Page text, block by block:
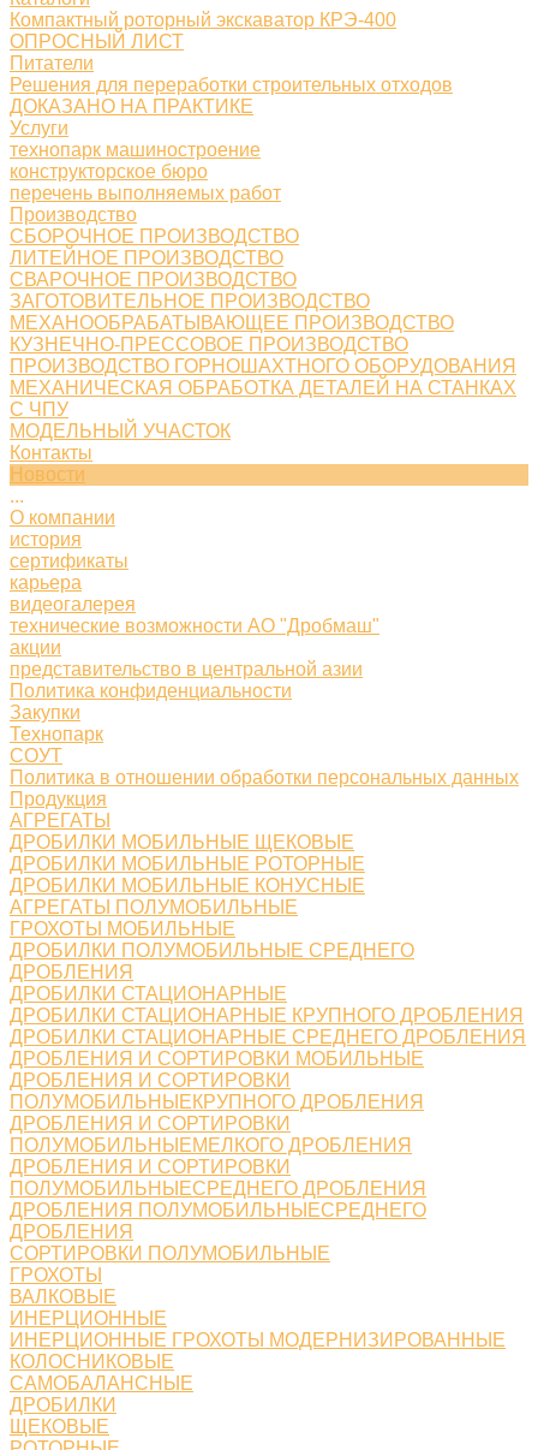
Компактный роторный экскаватор КРЭ-400
ОПРОСНЫЙ ЛИСТ
Питатели
Решения для переработки строительных отходов
ДОКАЗАНО НА ПРАКТИКЕ
Услуги
технопарк машиностроение
конструкторское бюро
перечень выполняемых работ
Производство
СБОРОЧНОЕ ПРОИЗВОДСТВО
ЛИТЕЙНОЕ ПРОИЗВОДСТВО
СВАРОЧНОЕ ПРОИЗВОДСТВО
ЗАГОТОВИТЕЛЬНОЕ ПРОИЗВОДСТВО
МЕХАНООБРАБАТЫВАЮЩЕЕ ПРОИЗВОДСТВО
КУЗНЕЧНО-ПРЕССОВОЕ ПРОИЗВОДСТВО
ПРОИЗВОДСТВО ГОРНОШАХТНОГО ОБОРУДОВАНИЯ
МЕХАНИЧЕСКАЯ ОБРАБОТКА ДЕТАЛЕЙ НА СТАНКАХ
С ЧПУ
МОДЕЛЬНЫЙ УЧАСТОК
Контакты
Новости
...
О компании
история
сертификаты
карьера
видеогалерея
технические возможности АО "Дробмаш"
акции
представительство в центральной азии
Политика конфиденциальности
Закупки
Технопарк
СОУТ
Политика в отношении обработки персональных данных
Продукция
АГРЕГАТЫ
ДРОБИЛКИ МОБИЛЬНЫЕ ЩЕКОВЫЕ
ДРОБИЛКИ МОБИЛЬНЫЕ РОТОРНЫЕ
ДРОБИЛКИ МОБИЛЬНЫЕ КОНУСНЫЕ
АГРЕГАТЫ ПОЛУМОБИЛЬНЫЕ
ГРОХОТЫ МОБИЛЬНЫЕ
ДРОБИЛКИ ПОЛУМОБИЛЬНЫЕ СРЕДНЕГО
ДРОБЛЕНИЯ
ДРОБИЛКИ СТАЦИОНАРНЫЕ
ДРОБИЛКИ СТАЦИОНАРНЫЕ КРУПНОГО ДРОБЛЕНИЯ
ДРОБИЛКИ СТАЦИОНАРНЫЕ СРЕДНЕГО ДРОБЛЕНИЯ
ДРОБЛЕНИЯ И СОРТИРОВКИ МОБИЛЬНЫЕ
ДРОБЛЕНИЯ И СОРТИРОВКИ
ПОЛУМОБИЛЬНЫЕКРУПНОГО ДРОБЛЕНИЯ
ДРОБЛЕНИЯ И СОРТИРОВКИ
ПОЛУМОБИЛЬНЫЕМЕЛКОГО ДРОБЛЕНИЯ
ДРОБЛЕНИЯ И СОРТИРОВКИ
ПОЛУМОБИЛЬНЫЕСРЕДНЕГО ДРОБЛЕНИЯ
ДРОБЛЕНИЯ ПОЛУМОБИЛЬНЫЕСРЕДНЕГО
ДРОБЛЕНИЯ
СОРТИРОВКИ ПОЛУМОБИЛЬНЫЕ
ГРОХОТЫ
ВАЛКОВЫЕ
ИНЕРЦИОННЫЕ
ИНЕРЦИОННЫЕ ГРОХОТЫ МОДЕРНИЗИРОВАННЫЕ
КОЛОСНИКОВЫЕ
САМОБАЛАНСНЫЕ
ДРОБИЛКИ
ЩЕКОВЫЕ